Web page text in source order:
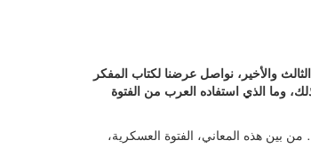
والأخير، نواصل عرضنا لكتاب المفكر
وما الذي استفاده العرب من الفتوة
بين هذه المعاني، الفتوة العسكرية،